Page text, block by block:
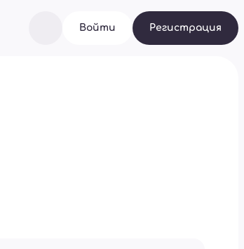
Войти Регистрация